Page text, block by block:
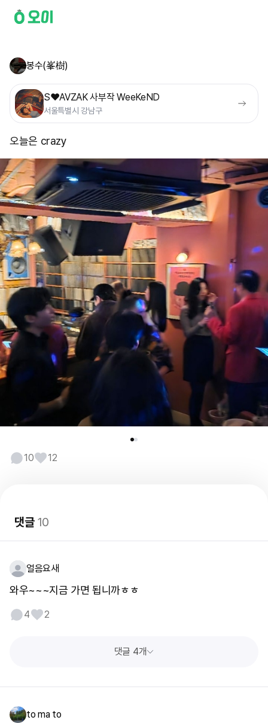
봉수(峯樹)
S❤️AVZAK 사부작 WeeKeND
서울특별시 강남구
오늘은 crazy
10 12
댓글10
얼음요새
와우~~~지금 가면 됩니까ㅎㅎ
4 2
댓글 4개
to ma to